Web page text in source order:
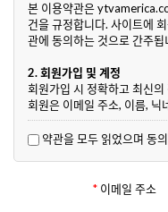
본 이용약관은
건을 규정합니다. 사이트에
관에 동의하는 것으로 간주됩
2. 회원가입 및 계정
회원가입 시 정확하고 최신
회원은 이메일 주소, 이름, 닉
력해야 합니다.
회원은 계정 정보를 안전하게
3. 사용자 콘텐츠
약관을 모두 읽었으며 동
* 이메일 주소